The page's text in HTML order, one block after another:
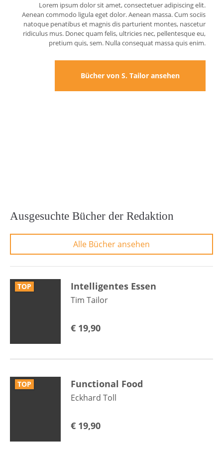
Lorem ipsum dolor sit amet, consectetuer adipiscing elit.
Aenean commodo ligula eget dolor. Aenean massa. Cum sociis
natoque penatibus et magnis dis parturient montes, nascetur
ridiculus mus. Donec quam felis, ultricies nec, pellentesque eu,
pretium quis, sem. Nulla consequat massa quis enim.
Bücher von S. Tailor ansehen
Ausgesuchte Bücher der Redaktion
Alle Bücher ansehen
TOP Intelligentes Essen
Tim Tailor
€ 19,90
TOP Functional Food
Eckhard Toll
€ 19,90